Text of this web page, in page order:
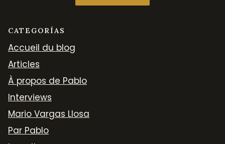
CATEGORÍAS
Accueil du blog
Articles
À propos de Pablo
Interviews
Mario Vargas Llosa
Par Pablo